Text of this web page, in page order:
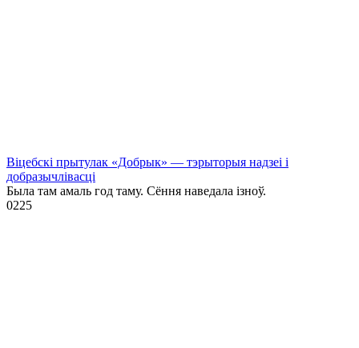
Віцебскі прытулак «‎Добрык»‎ — тэрыторыя надзеі і
добразычлівасці
Была там амаль год таму. Сёння наведала ізноў.
0225